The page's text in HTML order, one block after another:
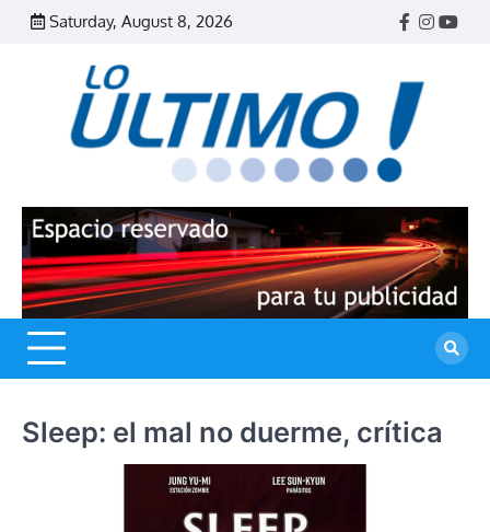
Skip
Saturday, August 8, 2026
Facebook
Sleep: el mal no duerme, crítica